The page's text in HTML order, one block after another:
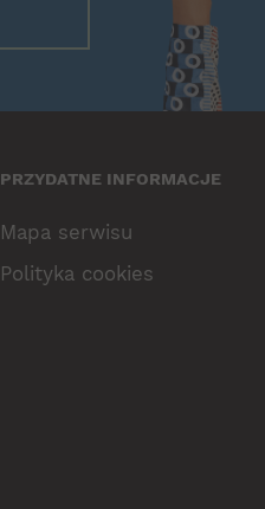
PRZYDATNE INFORMACJE
Mapa serwisu
Polityka cookies